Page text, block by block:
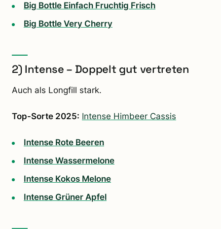
Big Bottle Einfach Fruchtig Frisch
Big Bottle Very Cherry
2) Intense – Doppelt gut vertreten
Auch als Longfill stark.
Top-Sorte 2025: Intense Himbeer Cassis
Intense Rote Beeren
Intense Wassermelone
Intense Kokos Melone
Intense Grüner Apfel